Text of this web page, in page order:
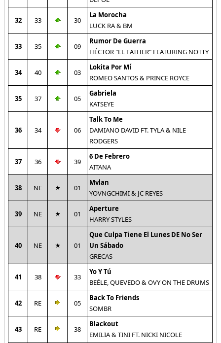
32 33 30
La Morocha
LUCK RA & BM
33 35 09
Rumor De Guerra
HÉCTOR "EL FATHER" FEATURING NOTTY
34 40 03
Lokita Por Mí
ROMEO SANTOS & PRINCE ROYCE
35 37 05
Gabriela
KATSEYE
36 34 06
Talk To Me
DAMIANO DAVID FT. TYLA & NILE
RODGERS
37 36 39
6 De Febrero
AITANA
38 NE 01
Mvlan
YOVNGCHIMI & JC REYES
39 NE 01
Aperture
HARRY STYLES
40 NE 01
Que Culpa Tiene El Lunes DE No Ser
Un Sábado
GRECAS
41 38 33
Yo Y Tú
BEÉLE, QUEVEDO & OVY ON THE DRUMS
42 RE 05
Back To Friends
SOMBR
43 RE 38
Blackout
EMILIA & TINI FT. NICKI NICOLE